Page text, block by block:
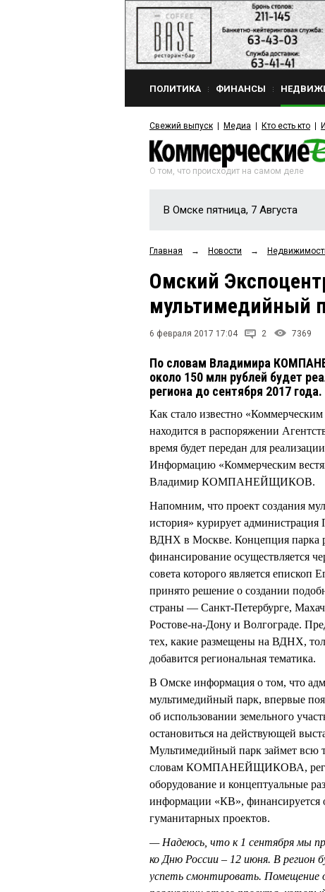
ПОЛИТИКА ФИНАНСЫ
Свежий выпуск Медиа Кто есть кто
О том, что происходит на самом деле
В Омске пятница, 7 Августа
Главная → Новости →
Омский
мультимедийный
6 февраля 2017 17:04 2 7369
По словам Владимира
около 150 млн рублей будет
региона до сентября 2017 года.
Как стало известно
находится в распоряжении
время будет передан для
Информацию «Коммерческим
Владимир КОМПАНЕЙЩИКОВ.
Напомним, что проект создания
история» курирует
ВДНХ в Москве. Концепция парка
финансирование осуществляется
совета которого является
принято решение о создании
страны — Санкт-Петербурге,
Ростове-на-Дону и Волгограде.
тех, какие размещены на ВДНХ,
добавится региональная тематика.
В Омске информация о том, что
мультимедийный парк, впервые
об использовании земельного
остановиться на действующей
Мультимедийный парк займет всю
словам КОМПАНЕЙЩИКОВА,
оборудование и концептуальные
информации «КВ», финансируется
гуманитарных проектов.
— Надеюсь, что к 1 сентября мы
ко Дню России – 12 июня. В регион
успеть смонтировать. Помещение